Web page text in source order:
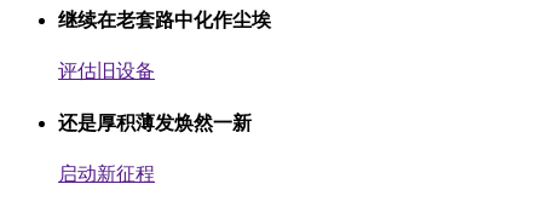
继续在老套路中化作尘埃
评估旧设备
还是厚积薄发焕然一新
启动新征程